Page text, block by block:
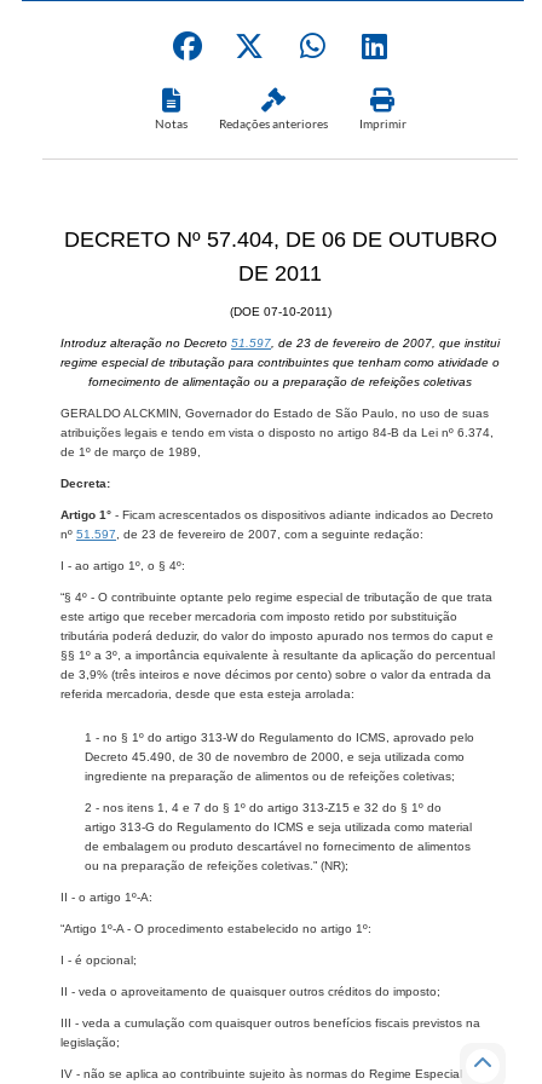
Notas Redações anteriores Imprimir
DECRETO Nº 57.404, DE 06 DE OUTUBRO
DE 2011
(DOE 07-10-2011)
Introduz alteração no Decreto 51.597 , de 23 de fevereiro de 2007, que institui
regime especial de tributação para contribuintes que tenham como atividade o
fornecimento de alimentação ou a preparação de refeições coletivas
GERALDO ALCKMIN, Governador do Estado de São Paulo, no uso de suas
atribuições legais e tendo em vista o disposto no artigo 84-B da Lei nº 6.374,
de 1º de março de 1989,
Decreta:
Artigo 1° - Ficam acrescentados os dispositivos adiante indicados ao Decreto
nº 51.597 , de 23 de fevereiro de 2007, com a seguinte redação:
I - ao artigo 1º, o § 4º:
“§ 4º - O contribuinte optante pelo regime especial de tributação de que trata
este artigo que receber mercadoria com imposto retido por substituição
tributária poderá deduzir, do valor do imposto apurado nos termos do caput e
§§ 1º a 3º, a importância equivalente à resultante da aplicação do percentual
de 3,9% (três inteiros e nove décimos por cento) sobre o valor da entrada da
referida mercadoria, desde que esta esteja arrolada:
1 - no § 1º do artigo 313-W do Regulamento do ICMS, aprovado pelo
Decreto 45.490, de 30 de novembro de 2000, e seja utilizada como
ingrediente na preparação de alimentos ou de refeições coletivas;
2 - nos itens 1, 4 e 7 do § 1º do artigo 313-Z15 e 32 do § 1º do
artigo 313-G do Regulamento do ICMS e seja utilizada como material
de embalagem ou produto descartável no fornecimento de alimentos
ou na preparação de refeições coletivas.” (NR);
II - o artigo 1º-A:
“Artigo 1º-A - O procedimento estabelecido no artigo 1º:
I - é opcional;
II - veda o aproveitamento de quaisquer outros créditos do imposto;
III - veda a cumulação com quaisquer outros benefícios fiscais previstos na
legislação;
IV - não se aplica ao contribuinte sujeito às normas do Regime Especial